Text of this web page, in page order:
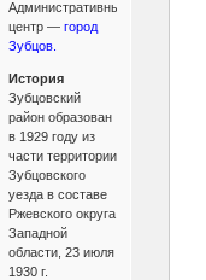
Административный
центр — город
Зубцов.
История
Зубцовский
район образован
в 1929 году из
части территории
Зубцовского
уезда в составе
Ржевского округа
Западной
области, 23 июля
1930 г.